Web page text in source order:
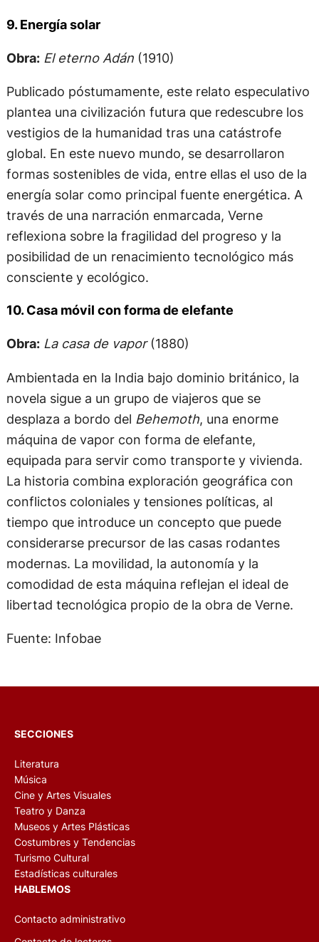
9. Energía solar
Obra: El eterno Adán(1910)
Publicado póstumamente, este relato especulativo
plantea una civilización futura que redescubre los
vestigios de la humanidad tras una catástrofe
global. En este nuevo mundo, se desarrollaron
formas sostenibles de vida, entre ellas el uso de la
energía solar como principal fuente energética. A
través de una narración enmarcada, Verne
reflexiona sobre la fragilidad del progreso y la
posibilidad de un renacimiento tecnológico más
consciente y ecológico.
10. Casa móvil con forma de elefante
Obra: La casa de vapor(1880)
Ambientada en la India bajo dominio británico, la
novela sigue a un grupo de viajeros que se
desplaza a bordo del Behemoth, una enorme
máquina de vapor con forma de elefante,
equipada para servir como transporte y vivienda.
La historia combina exploración geográfica con
conflictos coloniales y tensiones políticas, al
tiempo que introduce un concepto que puede
considerarse precursor de las casas rodantes
modernas. La movilidad, la autonomía y la
comodidad de esta máquina reflejan el ideal de
libertad tecnológica propio de la obra de Verne.
Fuente: Infobae
SECCIONES
Literatura
Música
Cine y Artes Visuales
Teatro y Danza
Museos y Artes Plásticas
Costumbres y Tendencias
Turismo Cultural
Estadísticas culturales
HABLEMOS
Contacto administrativo